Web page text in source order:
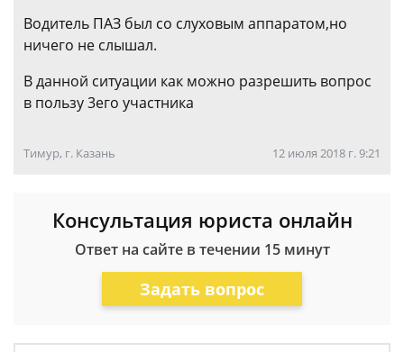
Водитель ПАЗ был со слуховым аппаратом,но
ничего не слышал.
В данной ситуации как можно разрешить вопрос
в пользу 3его участника
Тимур, г. Казань 12 июля 2018 г. 9:21
Консультация юриста онлайн
Ответ на сайте в течении 15 минут
Задать вопрос